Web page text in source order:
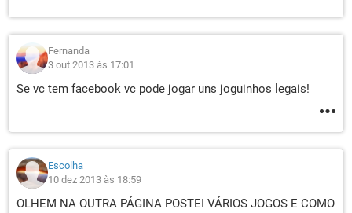
Fernanda
3 out 2013 às 17:01
Se vc tem facebook vc pode jogar uns joguinhos legais!
Escolha
10 dez 2013 às 18:59
OLHEM NA OUTRA PÁGINA POSTEI VÁRIOS JOGOS E COMO